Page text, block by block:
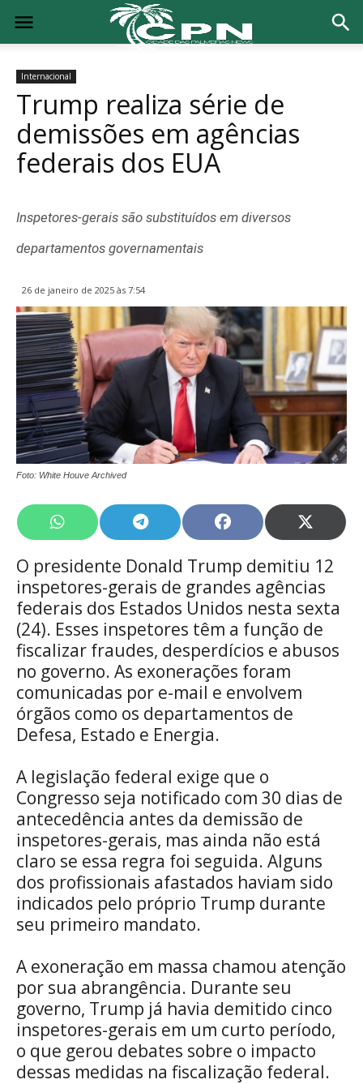
Internacional
Trump realiza série de
demissões em agências
federais dos EUA
Inspetores-gerais são substituídos em diversos
departamentos governamentais
26 de janeiro de 2025 às 7:54
Foto: White Houve Archived
Share
on
WhatsApp
Share
on
Telegram
Share
on
Facebook
Share
on
X
O presidente Donald Trump demitiu 12
inspetores-gerais de grandes agências
federais dos Estados Unidos nesta sexta
(24). Esses inspetores têm a função de
fiscalizar fraudes, desperdícios e abusos
no governo. As exonerações foram
comunicadas por e-mail e envolvem
órgãos como os departamentos de
Defesa, Estado e Energia.
A legislação federal exige que o
Congresso seja notificado com 30 dias de
antecedência antes da demissão de
inspetores-gerais, mas ainda não está
claro se essa regra foi seguida. Alguns
dos profissionais afastados haviam sido
indicados pelo próprio Trump durante
seu primeiro mandato.
A exoneração em massa chamou atenção
por sua abrangência. Durante seu
governo, Trump já havia demitido cinco
inspetores-gerais em um curto período,
o que gerou debates sobre o impacto
dessas medidas na fiscalização federal.